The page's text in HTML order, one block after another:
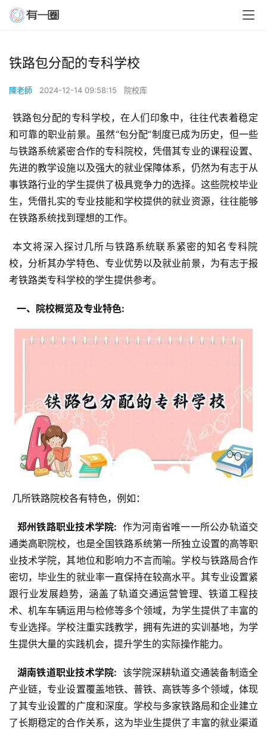
铁路包分配的专科学校
陳老師 2024-12-14 09:58:15 院校库
和可靠的职业前景。虽然“包分配”制度已成为历史，但一些
与铁路系统紧密合作的专科院校，凭借其专业的课程设置、
先进的教学设施以及强大的就业保障体系，仍然为有志于从
事铁路行业的学生提供了极具竞争力的选择。这些院校毕业
生，凭借扎实的专业技能和学校提供的就业资源，往往能够
在铁路系统找到理想的工作。
本文将深入探讨几所与铁路系统联系紧密的知名专科院
校，分析其办学特色、专业优势以及就业前景，为有志于报
考铁路类专科学校的学生提供参考。
  一、院校概览及专业特色:
几所铁路院校各有特色，例如：
  郑州铁路职业技术学院:
作为河南省唯一一所公办轨道交
通类高职院校，也是全国铁路系统第一所独立设置的高等职
业技术学院，其地位和影响力不言而喻。学校与铁路局合作
密切，毕业生的就业率一直保持在较高水平。其专业设置紧
跟行业发展趋势，涵盖了轨道交通运营管理、铁道工程技
术、机车车辆运用与检修等多个领域，为学生提供了丰富的
专业选择。学校注重实践教学，拥有先进的实训基地，为学
生提供大量的实践机会，提升学生的实际操作能力。
  湖南铁道职业技术学院:
该学院深耕轨道交通装备制造全
产业链，专业设置覆盖地铁、普铁、高铁等多个领域，体现
了其专业设置的广度和深度。学校与多家铁路局和企业建立
了长期稳定的合作关系，这为毕业生提供了丰富的就业渠道